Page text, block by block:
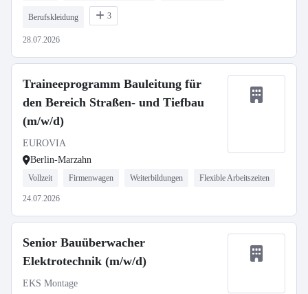
Berufskleidung 3
28.07.2026
Traineeprogramm Bauleitung für
den Bereich Straßen- und Tiefbau
(m/w/d)
EUROVIA
Berlin-Marzahn
Vollzeit Firmenwagen Weiterbildungen Flexible Arbeitszeiten
24.07.2026
Senior Bauüberwacher
Elektrotechnik (m/w/d)
EKS Montage